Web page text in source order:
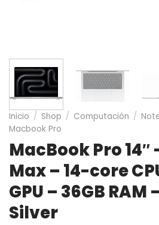
Inicio / Shop / Computación /
Macbook Pro
MacBook Pro 14″
Max – 14-core
GPU – 36GB RAM
Silver